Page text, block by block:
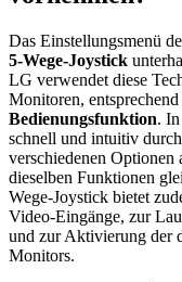
Das Einstellungsmenü
5-Wege-Joystick
LG verwendet diese
Monitoren,
Bedienungsfunktion.
schnell und intuitiv
verschiedenen
dieselben Funktionen
Wege-Joystick bietet
Video-Eingänge, zur
und zur Aktivierung der
Monitors.